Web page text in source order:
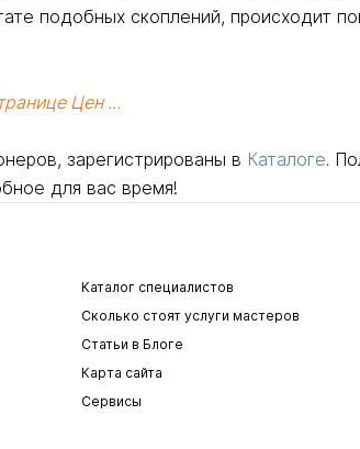
подобных скоплений, происходит
Цен ...
зарегистрированы в Каталоге.
для вас время!
Каталог специалистов
Сколько стоят услуги мастеров
Статьи в Блоге
Карта сайта
Сервисы